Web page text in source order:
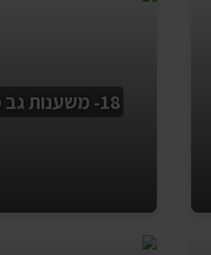
18- משענות גב מושבי עיסוי ושיאצו לרכב